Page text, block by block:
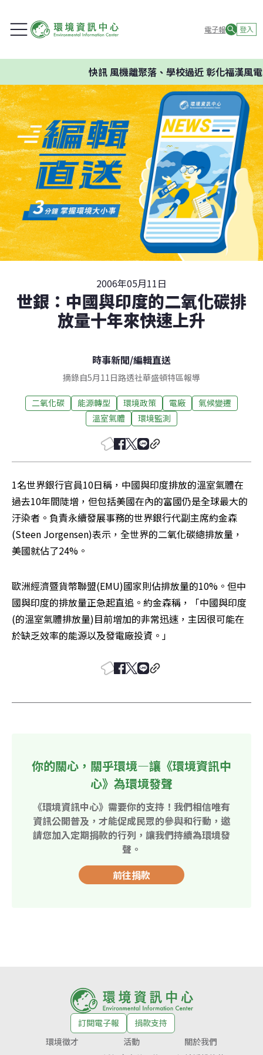
電子報 登入
快訊風機離聚落、學校過近 彰化福漢風電
2006年05月11日
世銀：中國與印度的二氧化碳排
放量十年來快速上升
時事新聞/編輯直送
摘錄自5月11日路透社華盛頓特區報導
二氧化碳 能源轉型 環境政策 電廠
氣候變遷
溫室氣體
環境監測
1名世界銀行官員10日稱，中國與印度排放的溫室氣體在
過去10年間陡增，但包括美國在內的富國仍是全球最大的
汙染者。負責永續發展事務的世界銀行代副主席約金森
(Steen Jorgensen)表示，全世界的二氧化碳總排放量，
美國就佔了24%。
歐洲經濟暨貨幣聯盟(EMU)國家則佔排放量的10%。但中
國與印度的排放量正急起直追。約金森稱，「中國與印度
(的溫室氣體排放量)目前增加的非常迅速，主因很可能在
於缺乏效率的能源以及發電廠投資。」
你的關心，關乎環境—讓《環境資訊中
心》為環境發聲
《環境資訊中心》需要你的支持！我們相信唯有
資訊公開普及，才能促成民眾的參與和行動，邀
請您加入定期捐款的行列，讓我們持續為環境發
聲。
前往捐款
訂閱電子報
捐款支持
環境徵才
活動
關於我們